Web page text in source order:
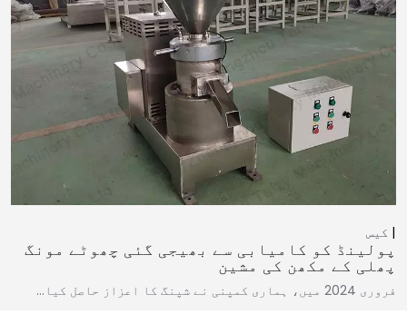
کیس
پولینڈ کو کامیابی سے بھیجی گئی چھوٹے مونگ
پھلی کے مکھن کی مشین
فروری 2024 میں، ہماری کمپنی نے شپنگ کا اعزاز حاصل کیا…